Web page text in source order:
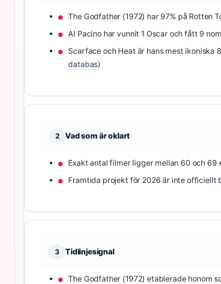
The Godfather (1972) har 97% på Rotten
Al Pacino har vunnit 1 Oscar och fått 9
Scarface och Heat är hans mest ikoniska
databas)
2 Vad som är oklart
Exakt antal filmer ligger mellan 60 och 69
Framtida projekt för 2026 är inte officiellt
3 Tidlinjesignal
The Godfather (1972) etablerade honom